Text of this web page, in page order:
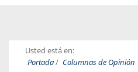
Usted está en:
Portada/ Columnas de Opinión